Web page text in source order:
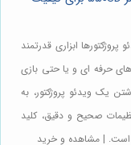
پروژکتورها ابزاری قدرتمند
های حرفه ای و یا حتی بازی
یک ویدئو پروژکتور، به
صحیح و دقیق، کلید
است. | مشاهده و خرید